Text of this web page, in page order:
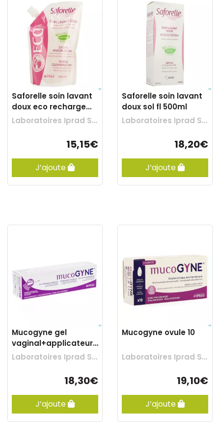
Saforelle soin lavant
doux eco recharge
400ml
Laboratoires Iprad Sante
15,15€
J’ajoute
Saforelle soin lavant
doux sol fl 500ml
Laboratoires Iprad Sante
18,20€
J’ajoute
Mucogyne gel
vaginal+applicateur
tube 40ml
Laboratoires Iprad Sante
18,30€
J’ajoute
Mucogyne ovule 10
Laboratoires Iprad Sante
19,10€
J’ajoute